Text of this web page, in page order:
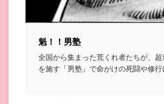
魁！！男塾
全国から集まった荒くれ者たちが、
を施す「男塾」で命がけの死闘や修